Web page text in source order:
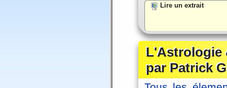
Lire un extrait
L'Astrologie
par Patrick